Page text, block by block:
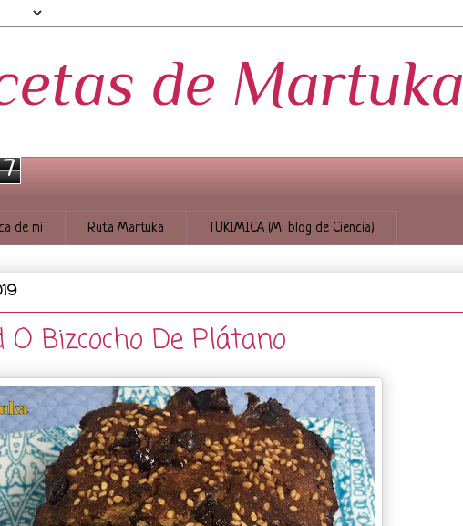
de Martuka
7
de mi Ruta Martuka TUKIMICA (Mi blog de Ciencia)
Bizcocho De Plátano